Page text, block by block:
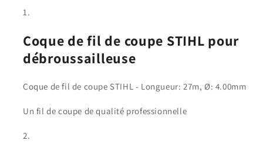
coupe
4.00
mm
x
(rond)
4.00
mm
x
(rond)
Coque de fil de coupe STIHL pour
débroussailleuse
Coque de fil de coupe STIHL - Longueur: 27m, Ø: 4.00mm
Un fil de coupe de qualité professionnelle